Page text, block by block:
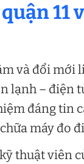
11
và đổi mới
lạnh – điện
đáng tin
máy đo
thuật viên